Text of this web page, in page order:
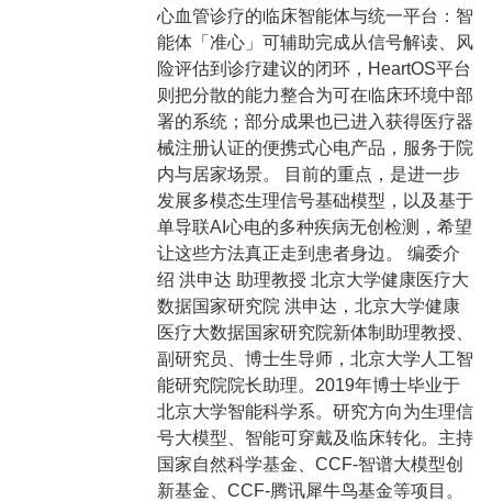
心血管诊疗的临床智能体与统一平台：智
能体「准心」可辅助完成从信号解读、风
险评估到诊疗建议的闭环，HeartOS平台
则把分散的能力整合为可在临床环境中部
署的系统；部分成果也已进入获得医疗器
械注册认证的便携式心电产品，服务于院
内与居家场景。 目前的重点，是进一步
发展多模态生理信号基础模型，以及基于
单导联AI心电的多种疾病无创检测，希望
让这些方法真正走到患者身边。 编委介
绍 洪申达 助理教授 北京大学健康医疗大
数据国家研究院 洪申达，北京大学健康
医疗大数据国家研究院新体制助理教授、
副研究员、博士生导师，北京大学人工智
能研究院院长助理。2019年博士毕业于
北京大学智能科学系。研究方向为生理信
号大模型、智能可穿戴及临床转化。主持
国家自然科学基金、CCF-智谱大模型创
新基金、CCF-腾讯犀牛鸟基金等项目。